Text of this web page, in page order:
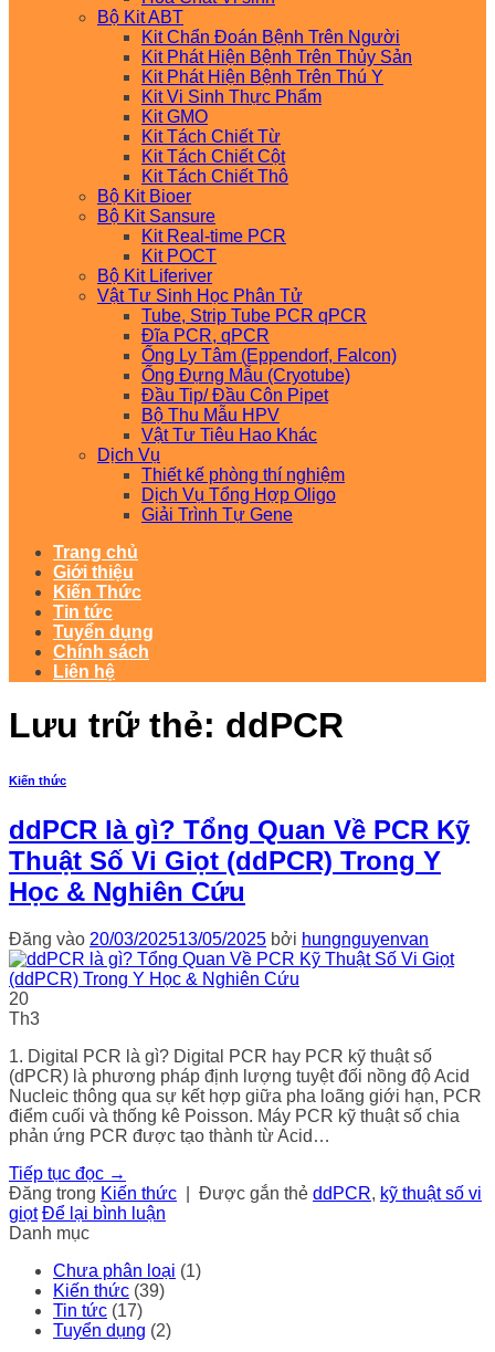
Bộ Kit ABT
Kit Chẩn Đoán Bệnh Trên Người
Kit Phát Hiện Bệnh Trên Thủy Sản
Kit Phát Hiện Bệnh Trên Thú Y
Kit Vi Sinh Thực Phẩm
Kit GMO
Kit Tách Chiết Từ
Kit Tách Chiết Cột
Kit Tách Chiết Thô
Bộ Kit Bioer
Bộ Kit Sansure
Kit Real-time PCR
Kit POCT
Bộ Kit Liferiver
Vật Tư Sinh Học Phân Tử
Tube, Strip Tube PCR qPCR
Đĩa PCR, qPCR
Ống Ly Tâm (Eppendorf, Falcon)
Ống Đựng Mẫu (Cryotube)
Đầu Tip/ Đầu Côn Pipet
Bộ Thu Mẫu HPV
Vật Tư Tiêu Hao Khác
Dịch Vụ
Thiết kế phòng thí nghiệm
Dịch Vụ Tổng Hợp Oligo
Giải Trình Tự Gene
Trang chủ
Giới thiệu
Kiến Thức
Tin tức
Tuyển dụng
Chính sách
Liên hệ
Lưu trữ thẻ: ddPCR
Kiến thức
ddPCR là gì? Tổng Quan Về PCR Kỹ
Thuật Số Vi Giọt (ddPCR) Trong Y
Học & Nghiên Cứu
Đăng vào 20/03/202513/05/2025 bởi hungnguyenvan
20
Th3
1. Digital PCR là gì? Digital PCR hay PCR kỹ thuật số
(dPCR) là phương pháp định lượng tuyệt đối nồng độ Acid
Nucleic thông qua sự kết hợp giữa pha loãng giới hạn, PCR
điểm cuối và thống kê Poisson. Máy PCR kỹ thuật số chia
phản ứng PCR được tạo thành từ Acid…
Tiếp tục đọc →
Đăng trong Kiến thức Được gắn thẻ ddPCR, kỹ thuật số vi
giọt Để lại bình luận
Danh mục
Chưa phân loại (1)
Kiến thức (39)
Tin tức (17)
Tuyển dụng (2)